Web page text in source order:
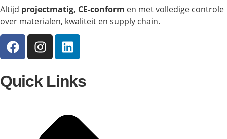
Altijd projectmatig, CE-conform en met volledige controle
over materialen, kwaliteit en supply chain.
Quick Links